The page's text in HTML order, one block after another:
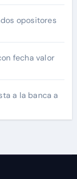
opositores
fecha valor
a la banca a